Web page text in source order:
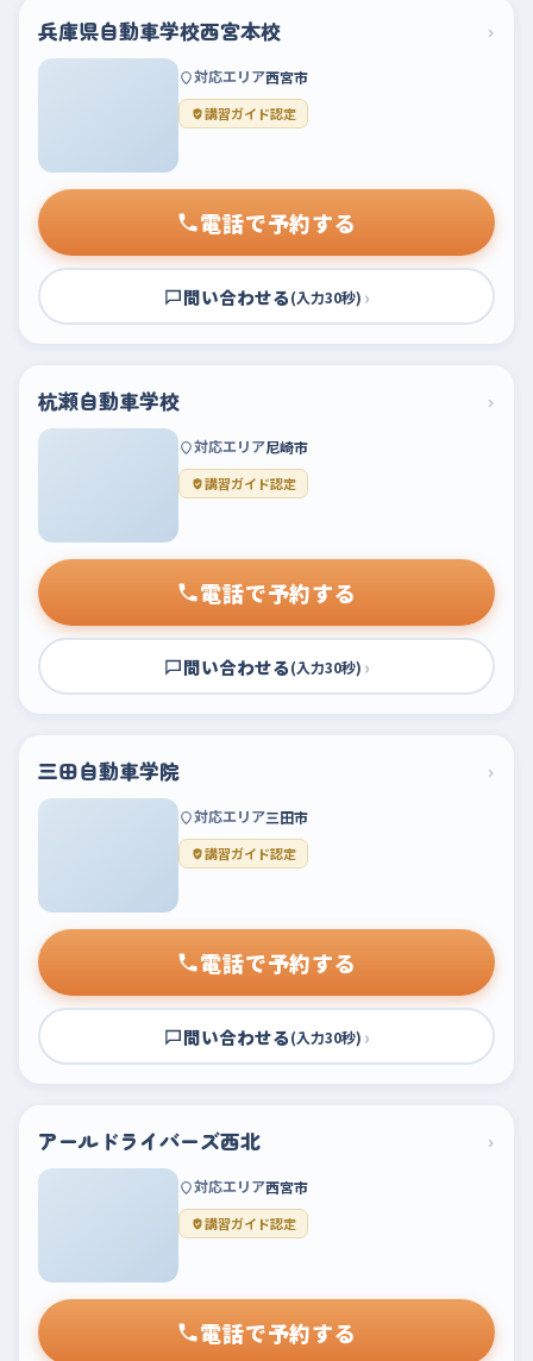
兵庫県自動車学校西宮本校 ›
対応エリア西宮市
講習ガイド認定
電話で予約する
問い合わせる(入力30秒) ›
杭瀬自動車学校 ›
対応エリア尼崎市
講習ガイド認定
電話で予約する
問い合わせる(入力30秒) ›
三田自動車学院 ›
対応エリア三田市
講習ガイド認定
電話で予約する
問い合わせる(入力30秒) ›
アールドライバーズ西北 ›
対応エリア西宮市
講習ガイド認定
電話で予約する